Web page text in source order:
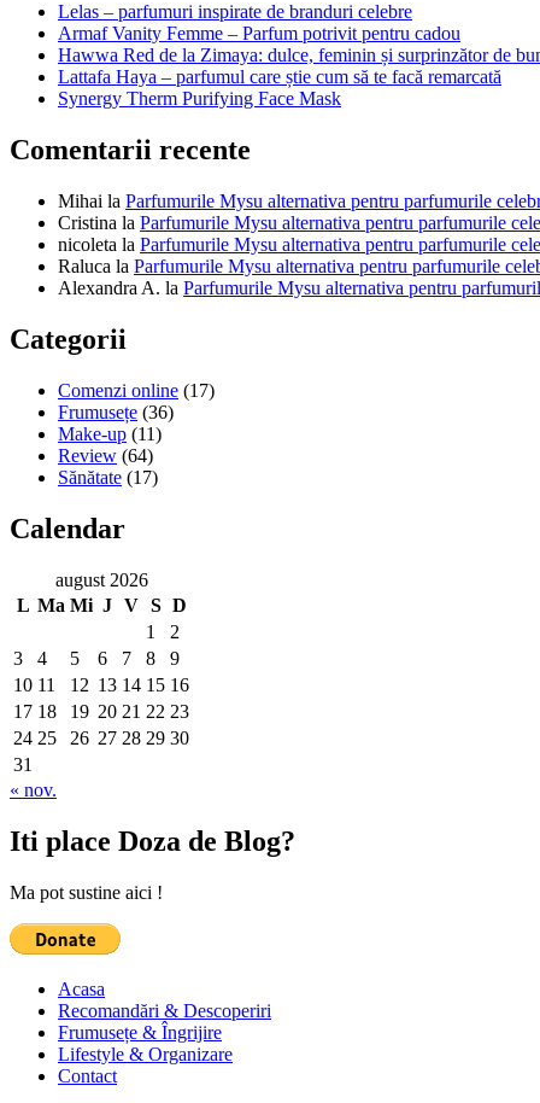
Lelas – parfumuri inspirate de branduri celebre
Armaf Vanity Femme – Parfum potrivit pentru cadou
Hawwa Red de la Zimaya: dulce, feminin și surprinzător de
Lattafa Haya – parfumul care știe cum să te facă remarcată
Synergy Therm Purifying Face Mask
Comentarii recente
Mihai la Parfumurile Mysu alternativa pentru parfumurile
Cristina la Parfumurile Mysu alternativa pentru parfumurile
nicoleta la Parfumurile Mysu alternativa pentru parfumurile
Raluca la Parfumurile Mysu alternativa pentru parfumurile
Alexandra A. la Parfumurile Mysu alternativa pentru
Categorii
Comenzi online (17)
Frumusețe (36)
Make-up (11)
Review (64)
Sănătate (17)
Calendar
august 2026
L Ma Mi J V S D
1
2
3
4 5 6 7 8
9
10 11 12 13 14 15 16
17 18 19 20 21 22 23
24 25 26 27 28 29 30
31
« nov.
Iti place Doza de Blog?
Ma pot sustine aici !
Acasa
Recomandări & Descoperiri
Frumusețe & Îngrijire
Lifestyle & Organizare
Contact